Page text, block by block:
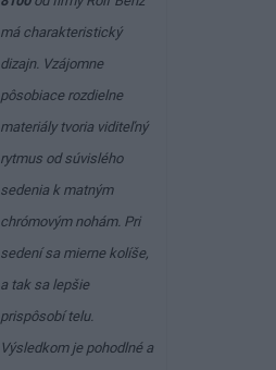
má charakteristický
dizajn. Vzájomne
pôsobiace rozdielne
materiály tvoria viditeľný
rytmus od súvislého
sedenia k matným
chrómovým nohám. Pri
sedení sa mierne kolíše,
a tak sa lepšie
prispôsobí telu.
Výsledkom je pohodlné a